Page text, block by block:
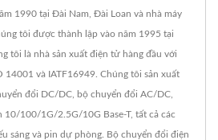
1990 tại Đài Nam, Đài Loan và nhà máy
tôi được thành lập vào năm 1995 tại
tôi là nhà sản xuất điện tử hàng đầu với
14001 và IATF16949. Chúng tôi sản xuất
đổi DC/DC, bộ chuyển đổi AC/DC,
10/100/1G/2.5G/10G Base-T, tất cả các
sáng và pin dự phòng. Bộ chuyển đổi điện